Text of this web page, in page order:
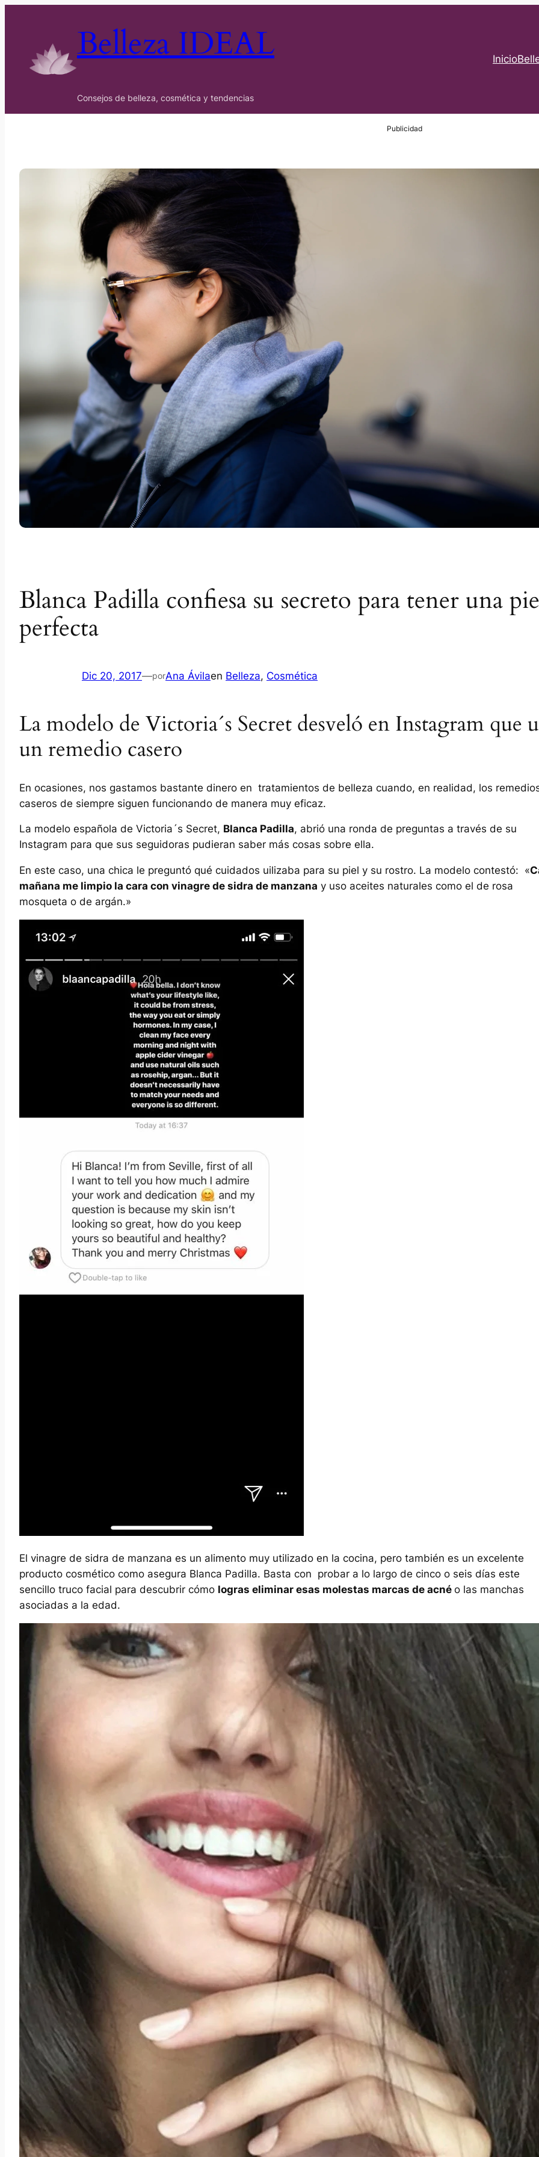
Belleza IDEAL
Consejos de belleza, cosmética y tendencias
Inicio
Blanca Padilla confiesa su secreto para tener una
perfecta
Dic 20, 2017—porAna Ávilaen Belleza, Cosmética
La modelo de Victoria´s Secret desveló en Instagram que
un remedio casero
En ocasiones, nos gastamos bastante dinero en tratamientos de belleza cuando, en realidad, los
caseros de siempre siguen funcionando de manera muy eficaz.
La modelo española de Victoria´s Secret, Blanca Padilla, abrió una ronda de preguntas a través de su
Instagram para que sus seguidoras pudieran saber más cosas sobre ella.
En este caso, una chica le preguntó qué cuidados uilizaba para su piel y su rostro. La modelo contestó: «
mañana me limpio la cara con vinagre de sidra de manzana y uso aceites naturales como el de rosa
mosqueta o de argán.»
El vinagre de sidra de manzana es un alimento muy utilizado en la cocina, pero también es un excelente
producto cosmético como asegura Blanca Padilla. Basta con probar a lo largo de cinco o seis días este
sencillo truco facial para descubrir cómo logras eliminar esas molestas marcas de acné o las manchas
asociadas a la edad.